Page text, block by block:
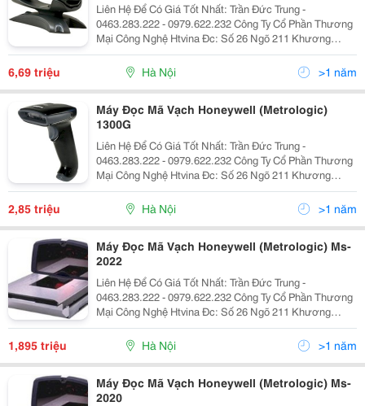
Liên Hệ Để Có Giá Tốt Nhất: Trần Đức Trung -
0463.283.222 - 0979.622.232 Công Ty Cổ Phần Thương
Mại Công Nghệ Htvina Đc: Số 26 Ngõ 211 Khương
Trung &Ndash; Thanh Xuân &Ndash; Hà Nội Yahoo
:Htvinakd3 Http ://Www.sieuthiht.com Trụ Sở Chính:
6,69 triệu Hà Nội >1 năm
Máy Đọc Mã Vạch Honeywell (Metrologic)
1300G
Liên Hệ Để Có Giá Tốt Nhất: Trần Đức Trung -
0463.283.222 - 0979.622.232 Công Ty Cổ Phần Thương
Mại Công Nghệ Htvina Đc: Số 26 Ngõ 211 Khương
Trung &Ndash; Thanh Xuân &Ndash; Hà Nội Yahoo
:Htvinakd3 Http ://Www.sieuthiht.com Trụ Sở Chính:
2,85 triệu Hà Nội >1 năm
Máy Đọc Mã Vạch Honeywell (Metrologic) Ms-
2022
Liên Hệ Để Có Giá Tốt Nhất: Trần Đức Trung -
0463.283.222 - 0979.622.232 Công Ty Cổ Phần Thương
Mại Công Nghệ Htvina Đc: Số 26 Ngõ 211 Khương
Trung &Ndash; Thanh Xuân &Ndash; Hà Nội Yahoo
:Htvinakd3 Http ://Www.sieuthiht.com Trụ Sở Chính:
1,895 triệu Hà Nội >1 năm
Máy Đọc Mã Vạch Honeywell (Metrologic) Ms-
2020